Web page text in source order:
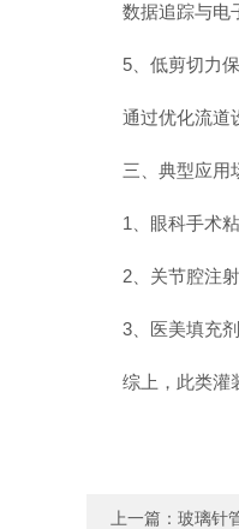
数据追踪与电子
‌5、低剪切力保
通过优化流道设
三、典型应用
‌1、眼科手术粘
‌2、关节腔注射
‌3、医美填充剂‌
综上，此类灌装
上一篇： 玻璃针